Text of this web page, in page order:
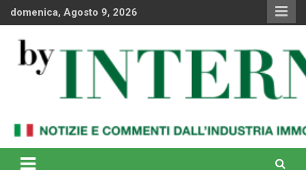
Skipdomenica, Agosto 9, 2026
By Internews
internazionale